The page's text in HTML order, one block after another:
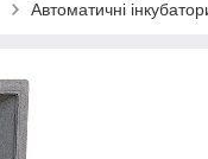
Автоматичні